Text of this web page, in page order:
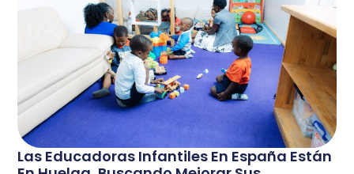
Las Educadoras Infantiles En España Están